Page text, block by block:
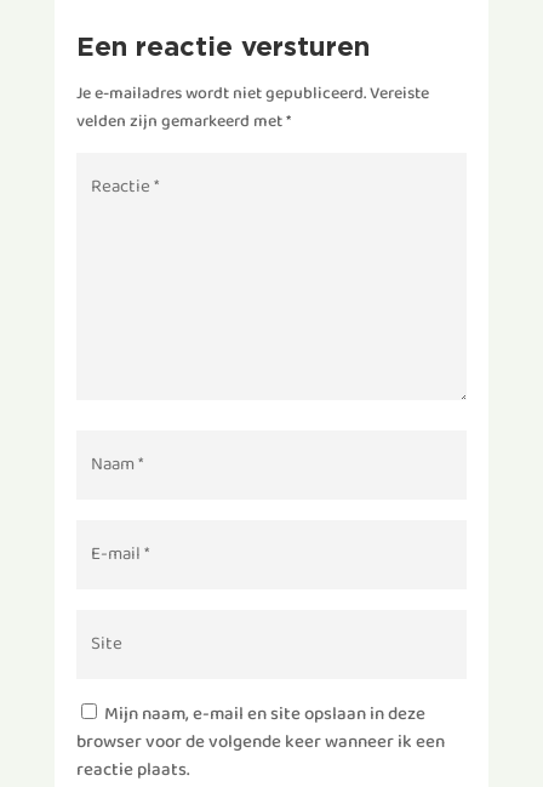
Een reactie versturen
Je e-mailadres wordt niet gepubliceerd.Vereiste
velden zijn gemarkeerd met*
Mijn naam, e-mail en site opslaan in deze
browser voor de volgende keer wanneer ik een
reactie plaats.